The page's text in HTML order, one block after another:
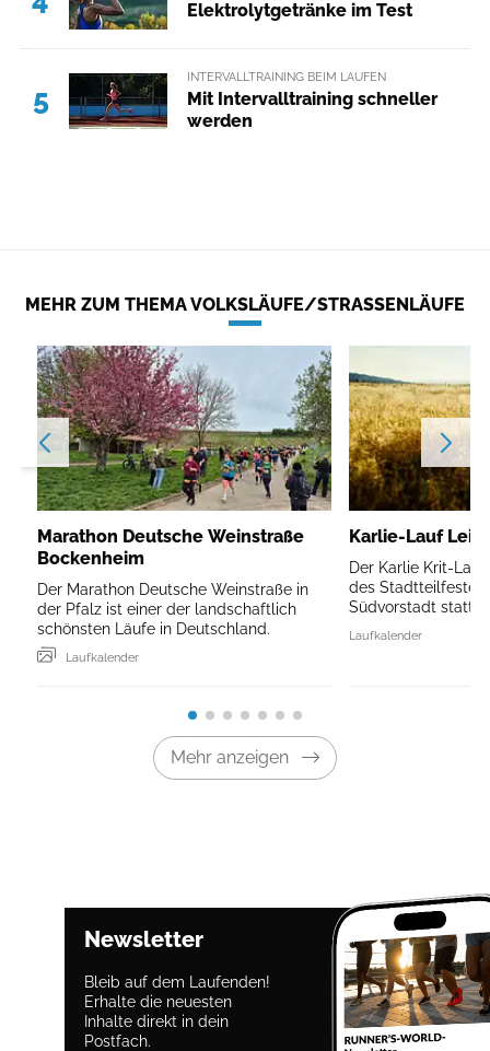
Elektrolytgetränke im Test
5
INTERVALLTRAINING BEIM LAUFEN
Mit Intervalltraining schneller
werden
MEHR ZUM THEMA VOLKSLÄUFE/STRASSENLÄUFE
Marathon Deutsche Weinstraße
Bockenheim
Der Marathon Deutsche Weinstraße in
der Pfalz ist einer der landschaftlich
schönsten Läufe in Deutschland.
Laufkalender
Karlie-Lauf
Der Karlie Krit-
des Stadtteilfestes
Südvorstadt statt.
Laufkalender
Mehr anzeigen
Newsletter
Bleib auf dem Laufenden!
Erhalte die neuesten
Inhalte direkt in dein
Postfach.